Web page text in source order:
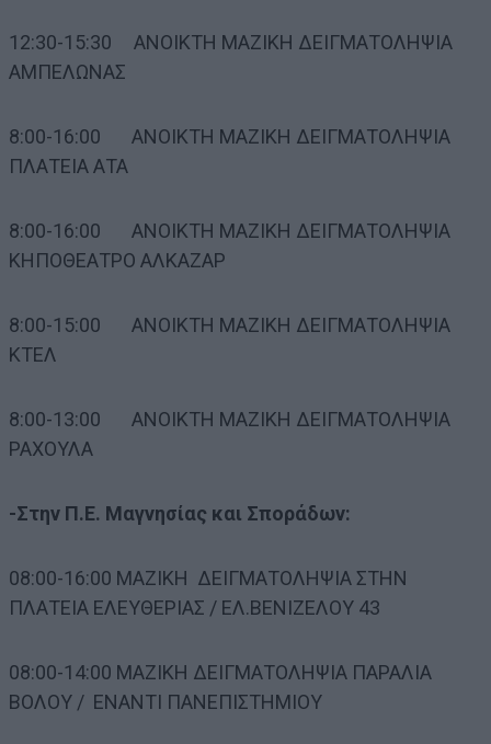
12:30-15:30 ΑΝΟΙΚΤΗ ΜΑΖΙΚΗ ΔΕΙΓΜΑΤΟΛΗΨΙΑ
ΑΜΠΕΛΩΝΑΣ
8:00-16:00 ΑΝΟΙΚΤΗ ΜΑΖΙΚΗ ΔΕΙΓΜΑΤΟΛΗΨΙΑ
ΠΛΑΤΕΙΑ ΑΤΑ
8:00-16:00 ΑΝΟΙΚΤΗ ΜΑΖΙΚΗ ΔΕΙΓΜΑΤΟΛΗΨΙΑ
ΚΗΠΟΘΕΑΤΡΟ ΑΛΚΑΖΑΡ
8:00-15:00 ΑΝΟΙΚΤΗ ΜΑΖΙΚΗ ΔΕΙΓΜΑΤΟΛΗΨΙΑ
ΚΤΕΛ
8:00-13:00 ΑΝΟΙΚΤΗ ΜΑΖΙΚΗ ΔΕΙΓΜΑΤΟΛΗΨΙΑ
ΡΑΧΟΥΛΑ
-Στην Π.Ε. Μαγνησίας και Σποράδων:
08:00-16:00 ΜΑΖΙΚΗ ΔΕΙΓΜΑΤΟΛΗΨΙΑ ΣΤΗΝ
ΠΛΑΤΕΙΑ ΕΛΕΥΘΕΡΙΑΣ / ΕΛ.ΒΕΝΙΖΕΛΟΥ 43
08:00-14:00 ΜΑΖΙΚΗ ΔΕΙΓΜΑΤΟΛΗΨΙΑ ΠΑΡΑΛΙΑ
ΒΟΛΟΥ / ΕΝΑΝΤΙ ΠΑΝΕΠΙΣΤΗΜΙΟΥ